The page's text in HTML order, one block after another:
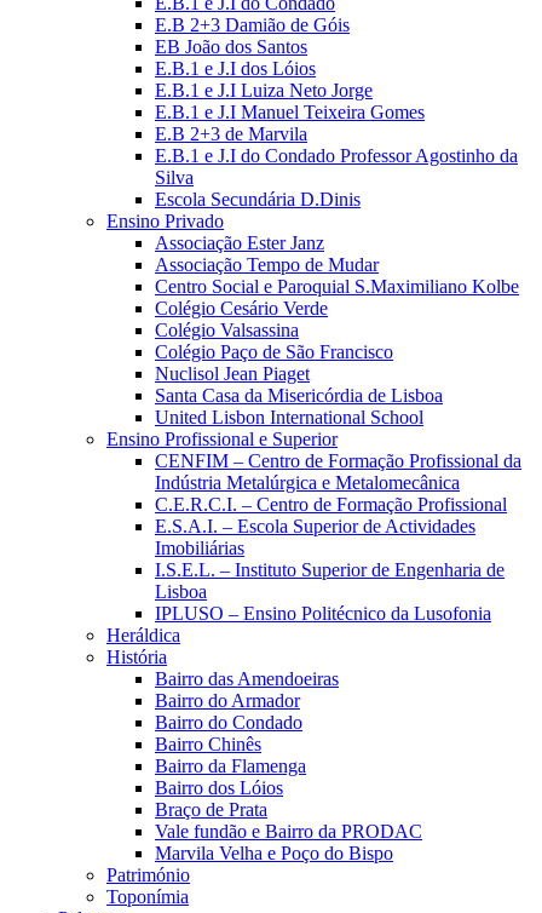
E.B 2+3 Damião de Góis
EB João dos Santos
E.B.1 e J.I dos Lóios
E.B.1 e J.I Luiza Neto Jorge
E.B.1 e J.I Manuel Teixeira Gomes
E.B 2+3 de Marvila
E.B.1 e J.I do Condado Professor Agostinho da
Silva
Escola Secundária D.Dinis
Ensino Privado
Associação Ester Janz
Associação Tempo de Mudar
Centro Social e Paroquial S.Maximiliano Kolbe
Colégio Cesário Verde
Colégio Valsassina
Colégio Paço de São Francisco
Nuclisol Jean Piaget
Santa Casa da Misericórdia de Lisboa
United Lisbon International School
Ensino Profissional e Superior
CENFIM – Centro de Formação Profissional da
Indústria Metalúrgica e Metalomecânica
C.E.R.C.I. – Centro de Formação Profissional
E.S.A.I. – Escola Superior de Actividades
Imobiliárias
I.S.E.L. – Instituto Superior de Engenharia de
Lisboa
IPLUSO – Ensino Politécnico da Lusofonia
Heráldica
História
Bairro das Amendoeiras
Bairro do Armador
Bairro do Condado
Bairro Chinês
Bairro da Flamenga
Bairro dos Lóios
Braço de Prata
Vale fundão e Bairro da PRODAC
Marvila Velha e Poço do Bispo
Património
Toponímia